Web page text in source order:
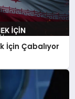
İçin Çabalıyor